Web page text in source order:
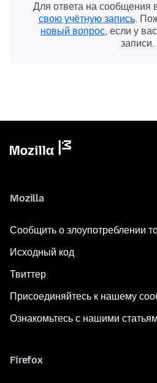
Для ответа на сообщения
свою учётную запись.
новый вопрос, если у
записи.
Mozilla
Сообщить о злоупотреблении
Исходный код
Твиттер
Присоединяйтесь к нашему
Ознакомьтесь с нашими
Firefox